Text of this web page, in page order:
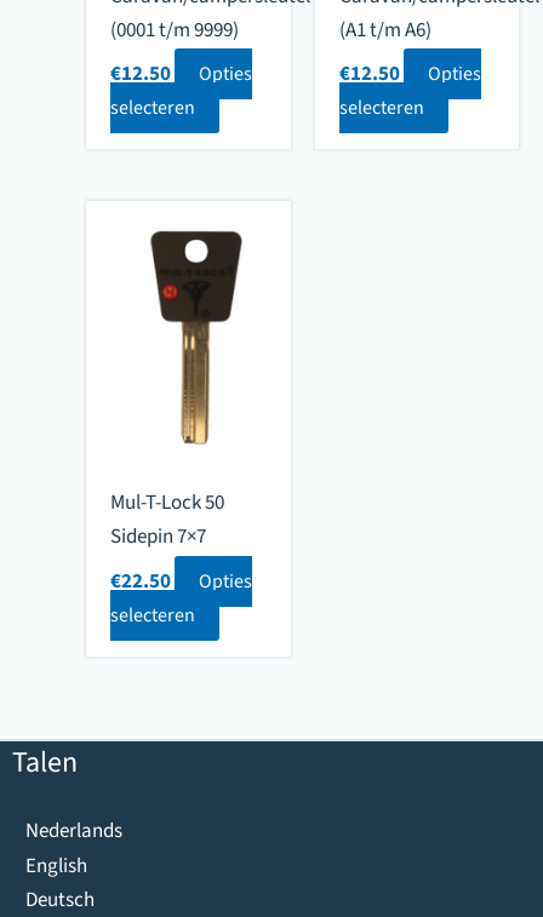
(0001 t/m 9999)
€12.50
Opties
selecteren
(A1 t/m A6)
€12.50
Opties
selecteren
Mul-T-Lock 50
Sidepin 7×7
€22.50
Opties
selecteren
Talen
Nederlands
English
Deutsch